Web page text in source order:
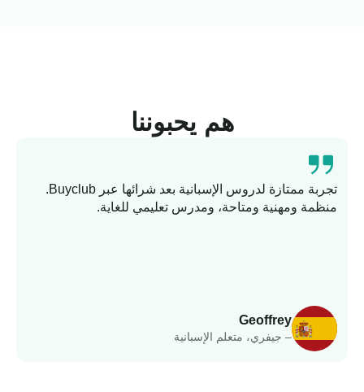
هم يحبوننا
Geoffrey
– جيفري، متعلم الإسبانية
تجربة ممتازة لدروس الإسبانية بعد شرائها عبر Buyclub.
منظمة ومهنية ومتاحة، ومدرس تعليمي للغاية.